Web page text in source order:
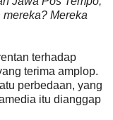
Mereka
terhadap
terima amplop.
perbedaan, yang
itu dianggap